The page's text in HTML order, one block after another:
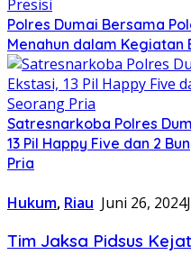
Polres Dumai Bersama
Menahun dalam Kegiatan
Satresnarkoba Polres
13 Pil Happy Five dan 2
Pria
Hukum, Riau Juni 26, 2024
Tim Jaksa Pidsus